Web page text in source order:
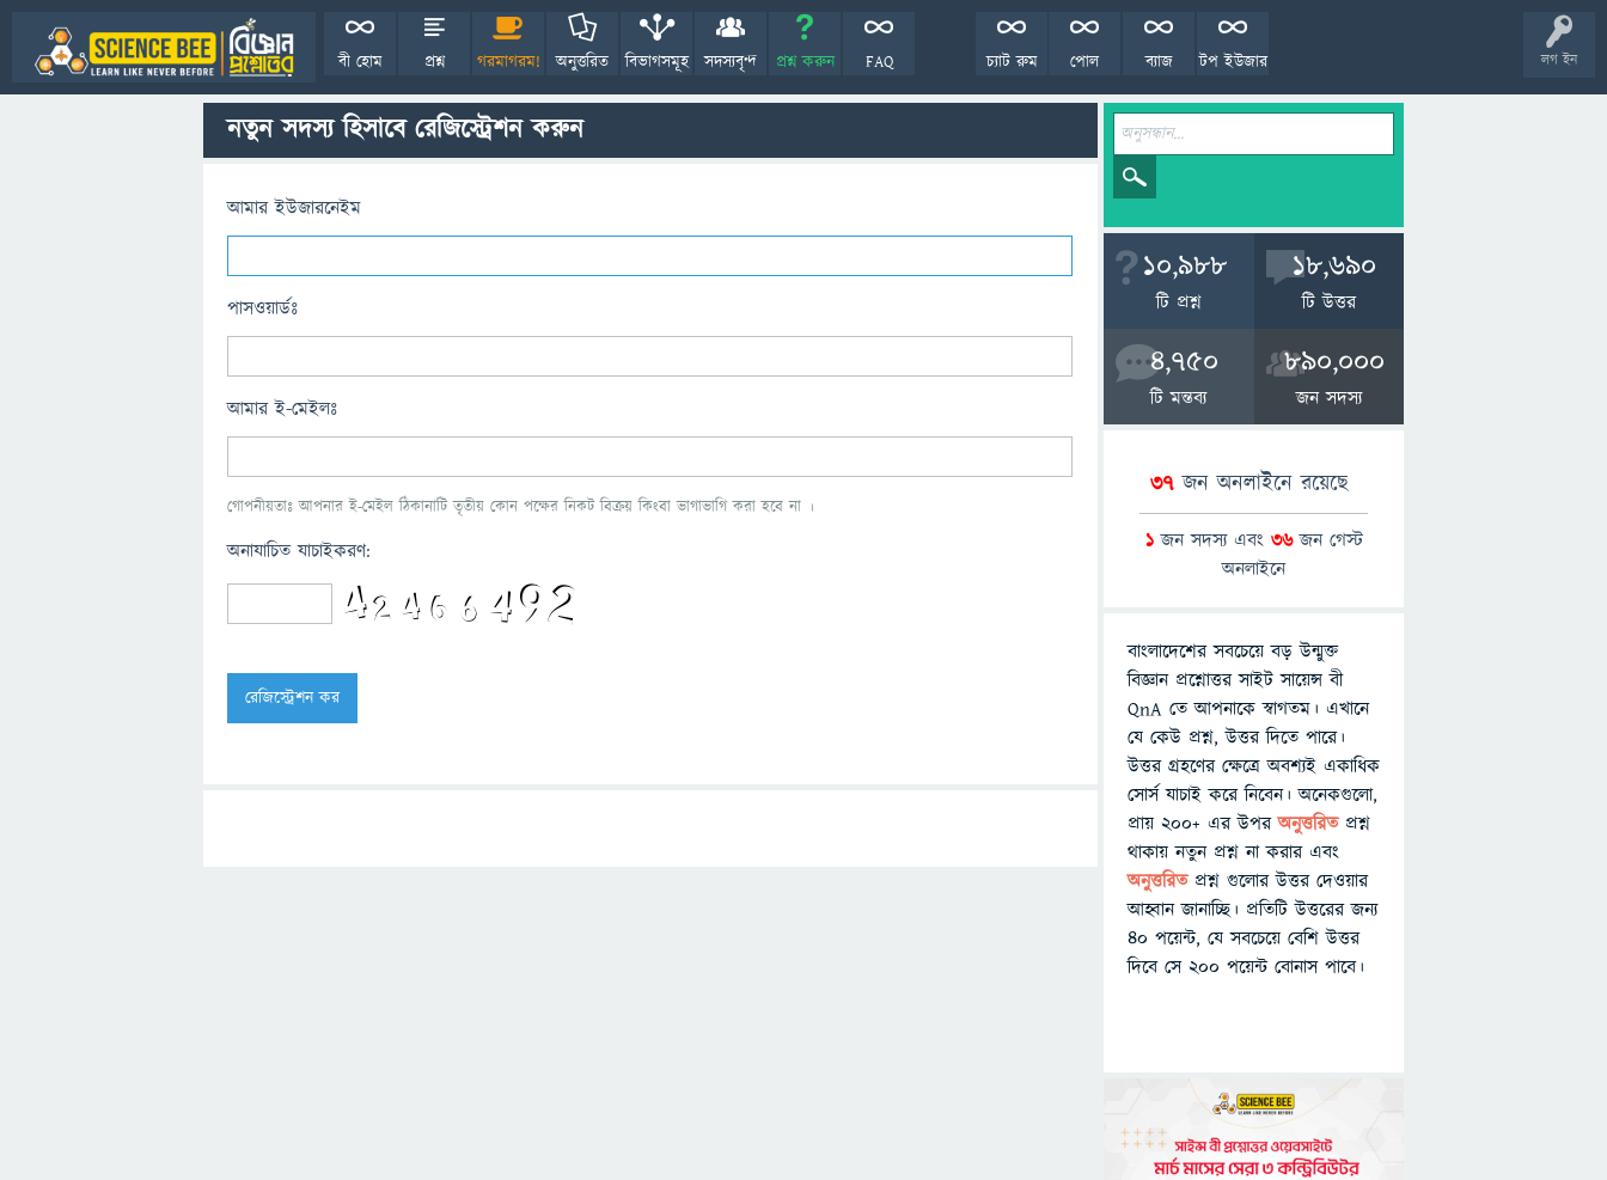
লগ ইন
বী হোম প্রশ্ন গরমাগরম! অনুত্তরিত বিভাগসমূহ সদস্যবৃন্দ প্রশ্ন করুন FAQ টপ ইউজার
ব্যাজ
পোল
চ্যাট রুম
নতুন সদস্য হিসাবে রেজিস্ট্রেশন করুন
আমার ইউজারনেইম
পাসওয়ার্ডঃ
আমার ই-মেইলঃ
গোপনীয়তাঃ আপনার ই-মেইল ঠিকানাটি তৃতীয় কোন পক্ষের নিকট বিক্রয় কিংবা ভাগাভাগি করা হবে না ।
অনাযাচিত যাচাইকরণ:
10,988
টি প্রশ্ন
18,690
টি উত্তর
4,750
টি মন্তব্য
890,000
জন সদস্য
37জন অনলাইনে রয়েছে
1জন সদস্য এবং 36জন গেস্ট
অনলাইনে
বাংলাদেশের সবচেয়ে বড় উন্মুক্ত
বিজ্ঞান প্রশ্নোত্তর সাইট সায়েন্স বী
QnA তে আপনাকে স্বাগতম। এখানে
যে কেউ প্রশ্ন, উত্তর দিতে পারে।
উত্তর গ্রহণের ক্ষেত্রে অবশ্যই একাধিক
সোর্স যাচাই করে নিবেন। অনেকগুলো,
প্রায় ২০০+ এর উপরঅনুত্তরিতপ্রশ্ন
থাকায় নতুন প্রশ্ন না করার এবং
অনুত্তরিত প্রশ্ন গুলোর উত্তর দেওয়ার
আহ্বান জানাচ্ছি। প্রতিটি উত্তরের জন্য
৪০ পয়েন্ট, যে সবচেয়ে বেশি উত্তর
দিবে সে ২০০ পয়েন্ট বোনাস পাবে।